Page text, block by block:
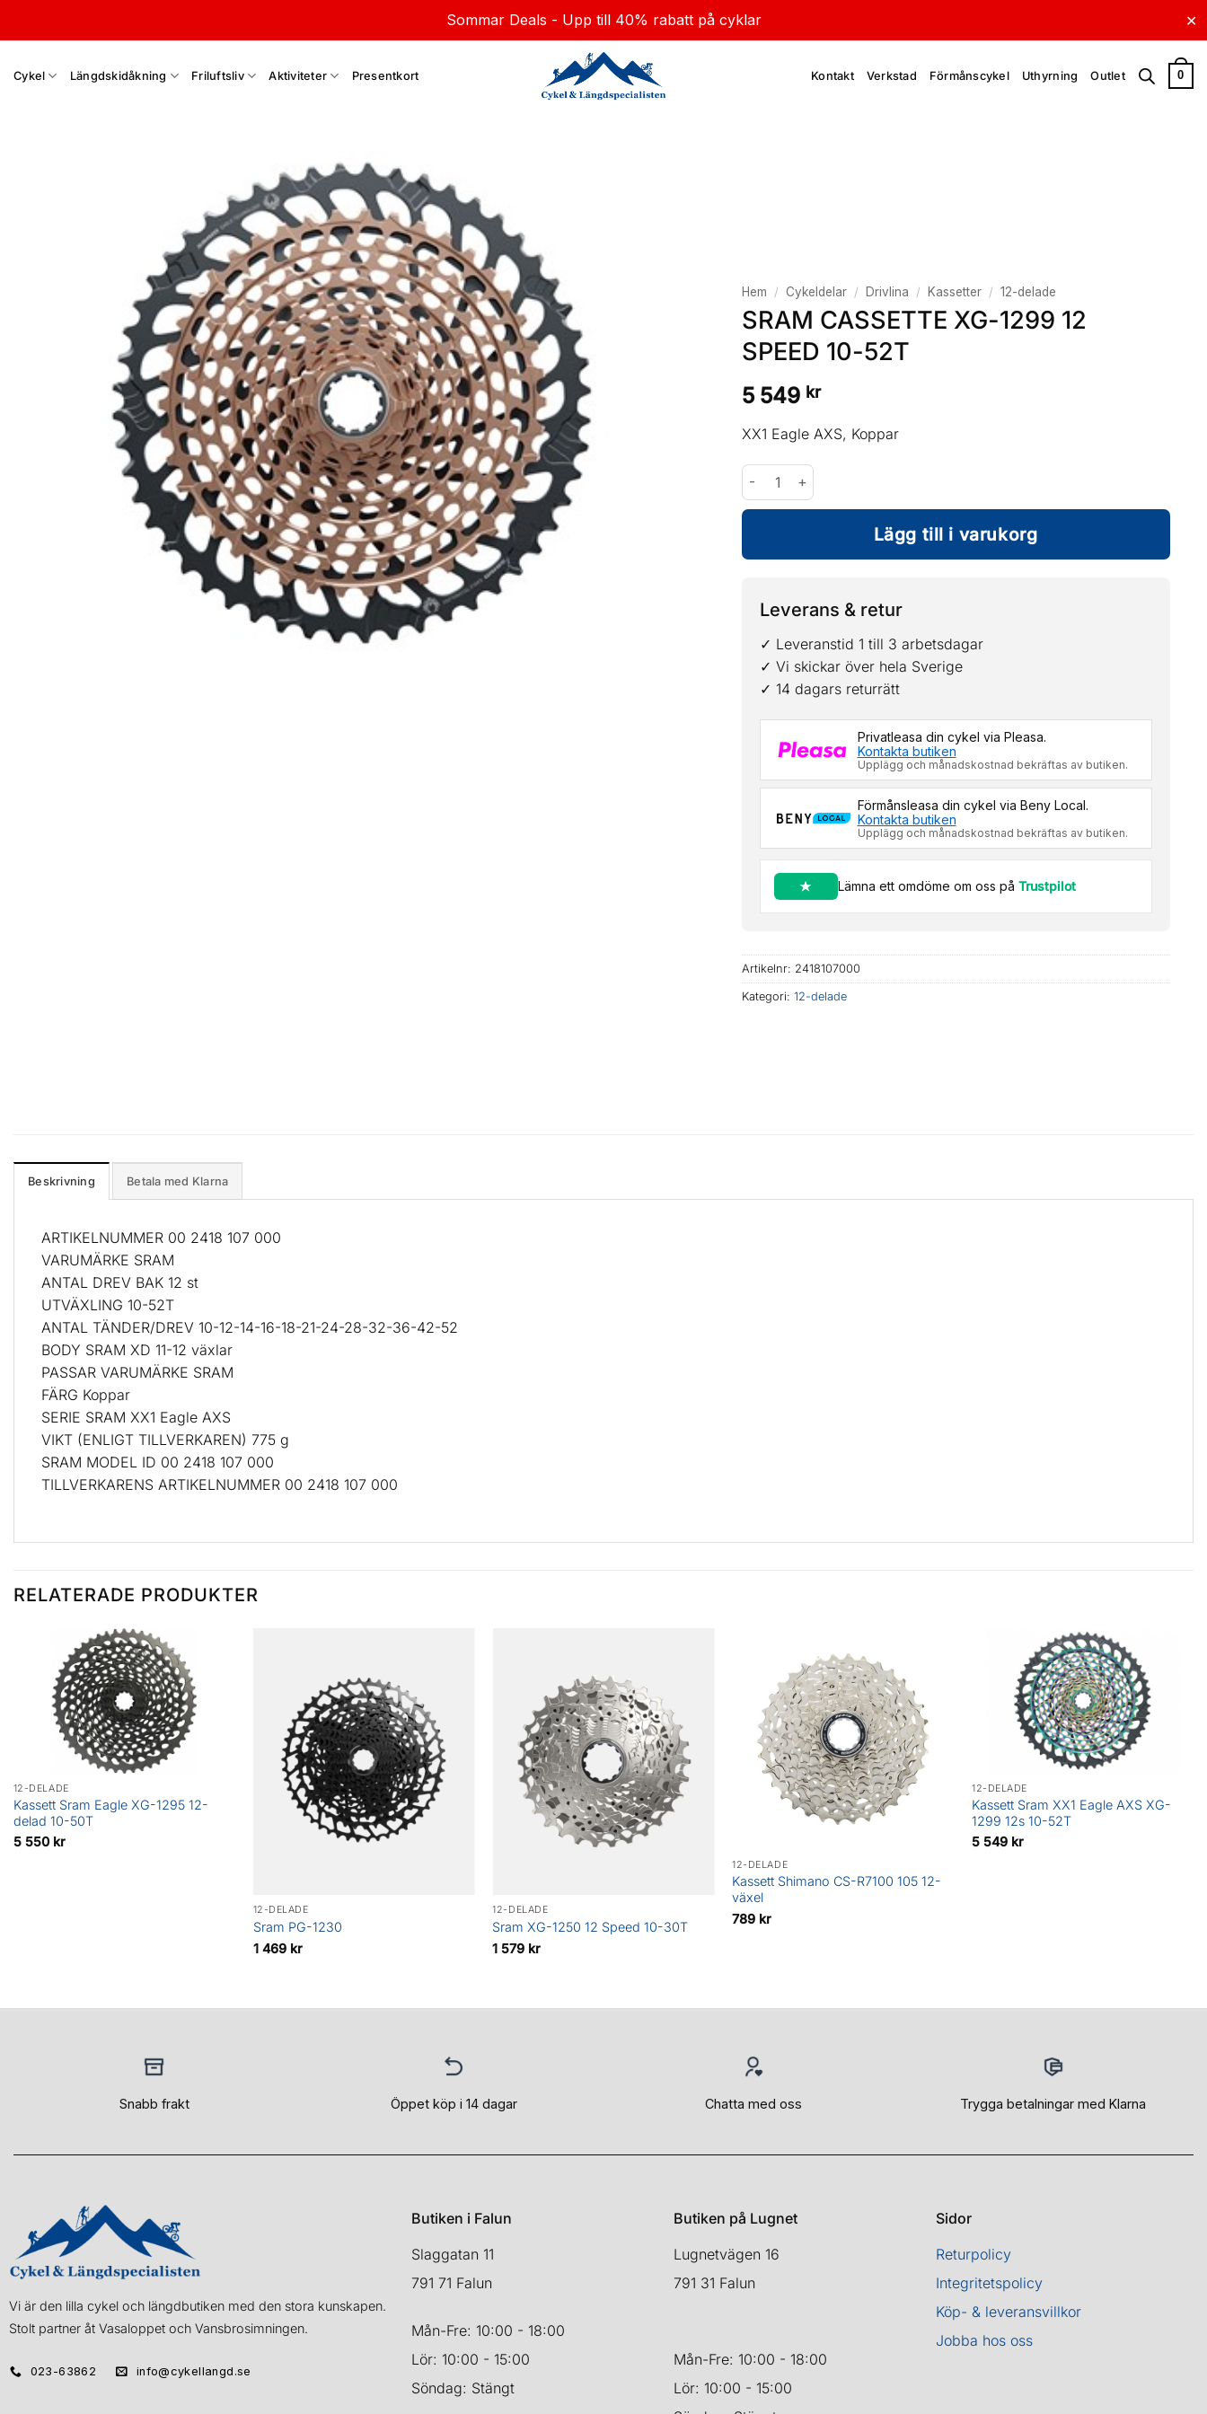
Sommar Deals - Upp till 40% rabatt på cyklar ✕
Cykel Längdskidåkning Friluftsliv Aktiviteter Presentkort Kontakt Verkstad Förmånscykel Uthyrning Outlet 0
Hem / Cykeldelar / Drivlina / Kassetter / 12-delade
SRAM CASSETTE XG-1299 12
SPEED 10-52T
5 549 kr
XX1 Eagle AXS, Koppar
SRAM CASSETTE XG-1299 12 SPEED 10-52T mängd
Lägg till i varukorg
Leverans & retur
✓ Leveranstid 1 till 3 arbetsdagar
✓ Vi skickar över hela Sverige
✓ 14 dagars returrätt
Privatleasa din cykel via Pleasa.
Kontakta butiken
Upplägg och månadskostnad bekräftas av butiken.
Förmånsleasa din cykel via Beny Local.
Kontakta butiken
Upplägg och månadskostnad bekräftas av butiken.
Lämna ett omdöme om oss på Trustpilot
Artikelnr: 2418107000
Kategori: 12-delade
Beskrivning Betala med Klarna
ARTIKELNUMMER 00 2418 107 000
VARUMÄRKE SRAM
ANTAL DREV BAK 12 st
UTVÄXLING 10-52T
ANTAL TÄNDER/DREV 10-12-14-16-18-21-24-28-32-36-42-52
BODY SRAM XD 11-12 växlar
PASSAR VARUMÄRKE SRAM
FÄRG Koppar
SERIE SRAM XX1 Eagle AXS
VIKT (ENLIGT TILLVERKAREN) 775 g
SRAM MODEL ID 00 2418 107 000
TILLVERKARENS ARTIKELNUMMER 00 2418 107 000
RELATERADE PRODUKTER
12-DELADE
Kassett Sram Eagle XG-1295 12-
delad 10-50T
5 550 kr
12-DELADE
Sram PG-1230
1 469 kr
12-DELADE
Sram XG-1250 12 Speed 10-30T
1 579 kr
12-DELADE
Kassett Shimano CS-R7100 105 12-
växel
789 kr
12-DELADE
Kassett Sram XX1 Eagle AXS XG-
1299 12s 10-52T
5 549 kr
Snabb frakt Öppet köp i 14 dagar Chatta med oss Trygga betalningar med Klarna
Vi är den lilla cykel och längdbutiken med den stora kunskapen.
Stolt partner åt Vasaloppet och Vansbrosimningen.
023-63862 info@cykellangd.se
Butiken i Falun
Slaggatan 11
791 71 Falun
Mån-Fre: 10:00 - 18:00
Lör: 10:00 - 15:00
Söndag: Stängt
Butiken på Lugnet
Lugnetvägen 16
791 31 Falun
Mån-Fre: 10:00 - 18:00
Lör: 10:00 - 15:00
Sidor
Returpolicy
Integritetspolicy
Köp- & leveransvillkor
Jobba hos oss